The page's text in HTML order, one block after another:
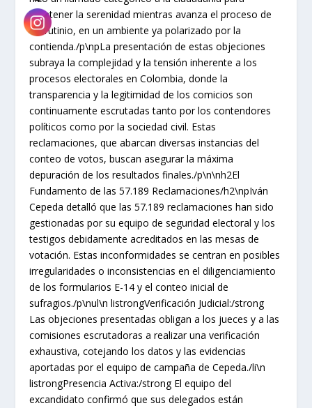
mantener la serenidad mientras avanza el proceso de
escrutinio, en un ambiente ya polarizado por la
contienda./p\npLa presentación de estas objeciones
subraya la complejidad y la tensión inherente a los
procesos electorales en Colombia, donde la
transparencia y la legitimidad de los comicios son
continuamente escrutadas tanto por los contendores
políticos como por la sociedad civil. Estas
reclamaciones, que abarcan diversas instancias del
conteo de votos, buscan asegurar la máxima
depuración de los resultados finales./p\n\nh2El
Fundamento de las 57.189 Reclamaciones/h2\npIván
Cepeda detalló que las 57.189 reclamaciones han sido
gestionadas por su equipo de seguridad electoral y los
testigos debidamente acreditados en las mesas de
votación. Estas inconformidades se centran en posibles
irregularidades o inconsistencias en el diligenciamiento
de los formularios E-14 y el conteo inicial de
sufragios./p\nul\n listrongVerificación Judicial:/strong
Las objeciones presentadas obligan a los jueces y a las
comisiones escrutadoras a realizar una verificación
exhaustiva, cotejando los datos y las evidencias
aportadas por el equipo de campaña de Cepeda./li\n
listrongPresencia Activa:/strong El equipo del
excandidato confirmó que sus delegados están